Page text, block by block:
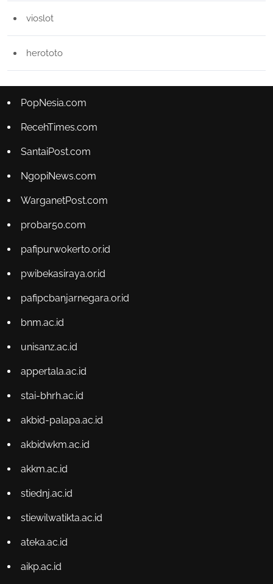
vioslot
herototo
PopNesia.com
RecehTimes.com
SantaiPost.com
NgopiNews.com
WarganetPost.com
probar50.com
pafipurwokerto.or.id
pwibekasiraya.or.id
pafipcbanjarnegara.or.id
bnm.ac.id
unisanz.ac.id
appertala.ac.id
stai-bhrh.ac.id
akbid-palapa.ac.id
akbidwkm.ac.id
akkm.ac.id
stiednj.ac.id
stiewilwatikta.ac.id
ateka.ac.id
aikp.ac.id